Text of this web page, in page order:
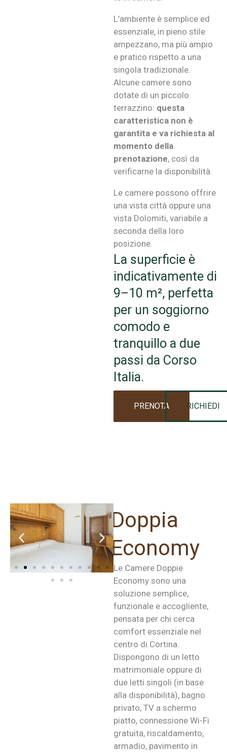
L’ambiente è semplice ed
essenziale, in pieno stile
ampezzano, ma più ampio
e pratico rispetto a una
singola tradizionale.
Alcune camere sono
dotate di un piccolo
terrazzino: questa
caratteristica non è
garantita e va richiesta al
momento della
prenotazione, così da
verificarne la disponibilità.
Le camere possono offrire
una vista città oppure una
vista Dolomiti, variabile a
seconda della loro
posizione.
La superficie è
indicativamente di
9–10 m², perfetta
per un soggiorno
comodo e
tranquillo a due
passi da Corso
Italia.
PRENOTA RICHIEDI
Doppia
Economy
Le Camere Doppie
Economy sono una
soluzione semplice,
funzionale e accogliente,
pensata per chi cerca
comfort essenziale nel
centro di Cortina.
Dispongono di un letto
matrimoniale oppure di
due letti singoli (in base
alla disponibilità), bagno
privato, TV a schermo
piatto, connessione Wi-Fi
gratuita, riscaldamento,
armadio, pavimento in